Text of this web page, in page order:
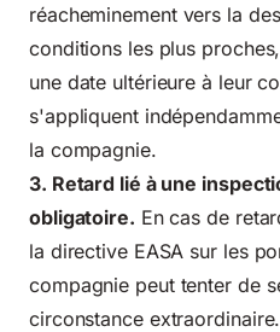
réacheminement vers la
conditions les plus
une date ultérieure à leur
s'appliquent
la compagnie.
3. Retard lié à une
obligatoire. En cas de
la directive EASA sur les
compagnie peut tenter de
circonstance